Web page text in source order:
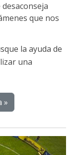
que nos
la ayuda de
una
»